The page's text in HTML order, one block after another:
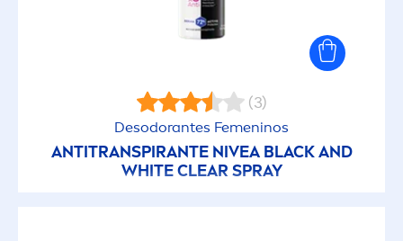
(3)
Desodorantes Femeninos
ANTITRANSPIRANTE NIVEA BLACKAND
WHITECLEAR SPRAY